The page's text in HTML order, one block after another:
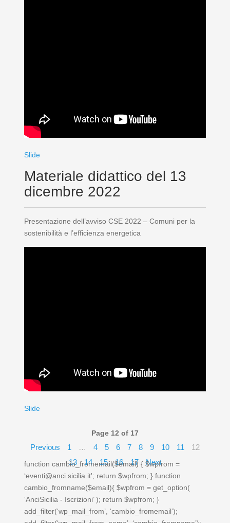
Slide
Materiale didattico del 13
dicembre 2022
Presentazione dell’avviso CSE 2022 – Comuni per la
sostenibilità e l’efficienza energetica
Slide
Page 12 of 17
Previous 1 … 4 5 6 7 8 9 10 11
12
13
14 15 16 17 Next
function cambio_fromemail($email) { $wpfrom =
‘eventi@anci.sicilia.it'; return $wpfrom; } function
cambio_fromname($email){ $wpfrom = get_option(
‘AnciSicilia - Iscrizioni’ ); return $wpfrom; }
add_filter(‘wp_mail_from’, ‘cambio_fromemail’);